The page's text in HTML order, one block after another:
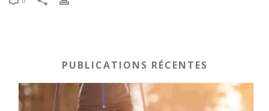
PUBLICATIONS RÉCENTES